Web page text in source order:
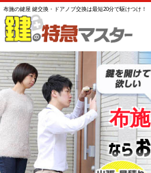
布施の鍵屋 鍵交換・ドアノブ交換は最短20分で駆けつけ！
布施